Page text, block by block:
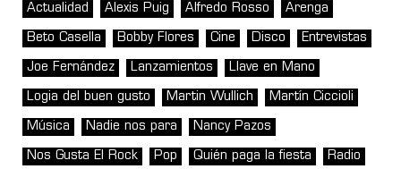
Actualidad Alexis Puig Alfredo Rosso Arenga
Beto Casella Bobby Flores Cine Disco Entrevistas
Joe Fernández Lanzamientos Llave en Mano
Logia del buen gusto Martin Wullich Martín Ciccioli
Música Nadie nos para Nancy Pazos
Nos Gusta El Rock Pop Quién paga la fiesta Radio